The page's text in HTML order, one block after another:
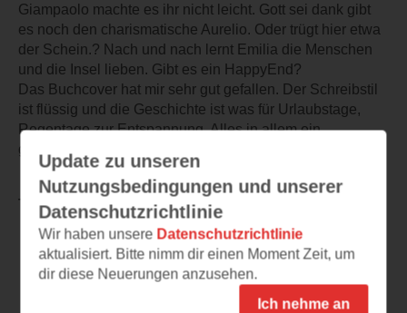
Giampaolo machte es ihr nicht leicht. Gott sei dank gibt
es noch den charismatische Aurelio. Oder trügt hier etwa
der Schein.? Nach und nach lernt Emilia die Menschen
und die Insel lieben. Gibt es ein HappyEnd?
Das Buchcover hat mir sehr gut gefallen. Der Schreibstil
ist flüssig und die Geschichte ist was für Urlaubstage,
Regentage zur Entspannung. Alles in allem ein
gelungener Roman mit kleinen Schwächen.
TEILEN
Weitere Rezensionen
Update zu unseren
Nutzungsbedingungen und unserer
Datenschutzrichtlinie
Wir haben unsere Datenschutzrichtlinie
aktualisiert. Bitte nimm dir einen Moment Zeit, um
dir diese Neuerungen anzusehen.
Ich nehme an